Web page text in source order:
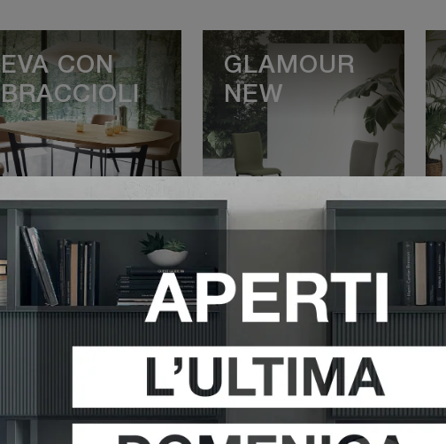
VEDI DI PIÙ
EVA CON
BRACCIOLI
VEDI DI PIÙ
GLAMOUR
NEW
VEDI DI PIÙ
FLUF SG
VEDI DI PIÙ
CANDY